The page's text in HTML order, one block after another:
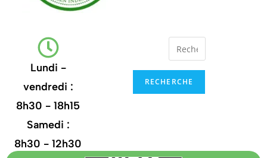
Lundi -
vendredi :
8h30 - 18h15
Samedi :
8h30 - 12h30
RECHERCHE